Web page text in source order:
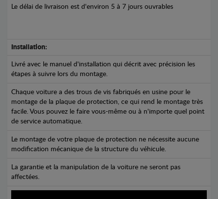
Le délai de livraison est d'environ 5 à 7 jours ouvrables
Installation:
Livré avec le manuel d'installation qui décrit avec précision les
étapes à suivre lors du montage.
Chaque voiture a des trous de vis fabriqués en usine pour le
montage de la plaque de protection, ce qui rend le montage très
facile. Vous pouvez le faire vous-même ou à n'importe quel point
de service automatique.
Le montage de votre plaque de protection ne nécessite aucune
modification mécanique de la structure du véhicule.
La garantie et la manipulation de la voiture ne seront pas
affectées.